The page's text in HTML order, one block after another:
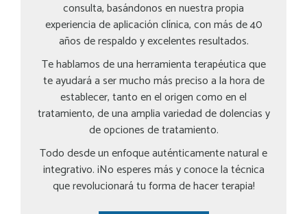
consulta, basándonos en nuestra propia
experiencia de aplicación clínica, con más de 40
años de respaldo y excelentes resultados.
Te hablamos de una herramienta terapéutica que
te ayudará a ser mucho más preciso a la hora de
establecer, tanto en el origen como en el
tratamiento, de una amplia variedad de dolencias y
de opciones de tratamiento.
Todo desde un enfoque auténticamente natural e
integrativo. ¡No esperes más y conoce la técnica
que revolucionará tu forma de hacer terapia!